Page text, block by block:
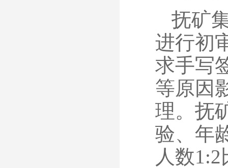
抚矿
进行初
求手写
等原因
理。抚
验、年
人数